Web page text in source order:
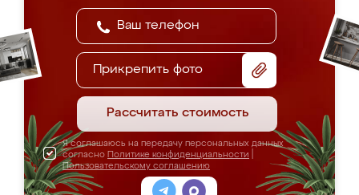
Прикрепить фото
Рассчитать стоимость
Я соглашаюсь на передачу персональных данных
согласно Политике конфиденциальности
Пользовательскому соглашению